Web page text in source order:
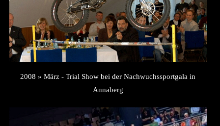
2008 » März - Trial Show bei der Nachwuchssportgala in
Annaberg